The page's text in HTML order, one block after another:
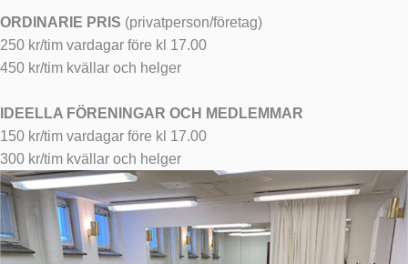
ORDINARIE PRIS (privatperson/företag)
250 kr/tim vardagar före kl 17.00
450 kr/tim kvällar och helger
IDEELLA FÖRENINGAR OCH MEDLEMMAR
150 kr/tim vardagar före kl 17.00
300 kr/tim kvällar och helger